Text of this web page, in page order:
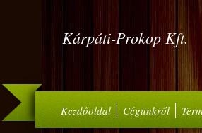
Kárpáti-Prokop Kft.
Kezdőoldal Cégünkről